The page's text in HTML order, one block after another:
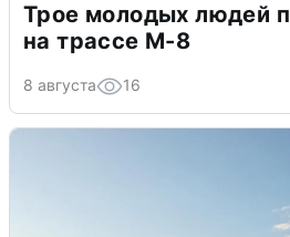
Трое молодых людей
на трассе М-8
8 августа 16